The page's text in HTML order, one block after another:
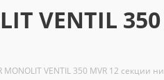
VENTIL
MONOLIT VENTIL 350 MVR 12 секции